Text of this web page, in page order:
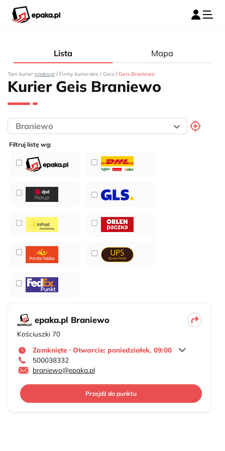
Lista Mapa
Tani kurier epaka.pl / Firmy kurierskie / Geis / Geis Braniewo
Kurier Geis Braniewo
Filtruj listę wg:
epaka.pl Braniewo
Kościuszki 70
Zamknięte ⋅ Otwarcie: poniedziałek, 09:00
500038332
braniewo@epaka.pl
Przejdź do punktu